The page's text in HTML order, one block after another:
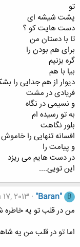
تو
پشت شیشه ای
دست هایت کو ؟
تا با دستان من
برای هم بودن را
گره بزنیم
بیا با هم
دیوار از هم جدایی را
فریادی در مشت
و نسیمی در نگاه
به تو رسیده ام
بلور نگاهت
افسانه تنهایی را
و پیامت را
در دست هایم می ریزد
این تویی....
B
"Baran"
2013
من در قلب تو یه خاطره
اما تو در قلب من یه